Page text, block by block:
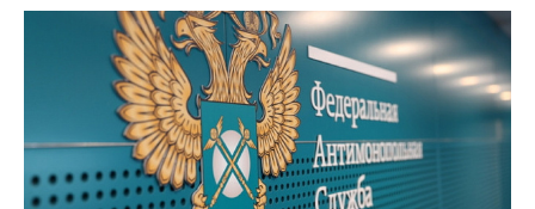
региональном министерстве образования. - Платформа ТОР
“Моя школа” объединит все школьные сервисы в единую
безопасную государственную экосистему. Предполагается, что
переход пройдёт максимально комфортно для пользователей».
Привычные функции - оценки, расписание, домашние задания,
связь с учителями, знакомые пользователям экосистемы
«Госуслуги Моя школа», не просто сохранятся, они будут
собраны в одном месте, подчеркнули в ведомстве. Причём в
этом случае переход на ТОР станет вообще незаметным.